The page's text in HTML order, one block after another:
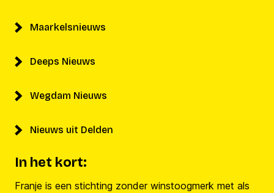
Maarkelsnieuws
Deeps Nieuws
Wegdam Nieuws
Nieuws uit Delden
In het kort:
Franje is een stichting zonder winstoogmerk met als